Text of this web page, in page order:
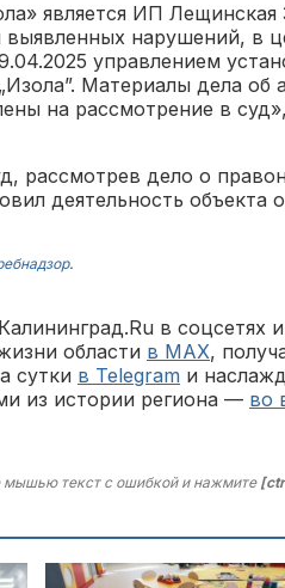
является ИП Лещинская
нарушений, в
управлением
Материалы дела
на рассмотрение в
рассмотрев дело о
деятельность объекта
.
в соцсетях
области в MAX,
сутки в Telegram и
из истории региона — во
текст с ошибкой и нажмите